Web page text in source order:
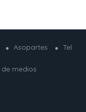
Asopartes
Tel
de medios